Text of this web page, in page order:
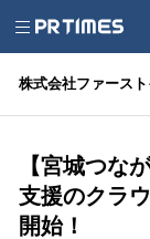
株式会社ファース
【宮城つな
支援のクラ
開始！